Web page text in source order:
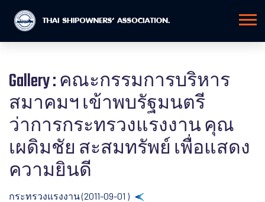
Gallery : คณะกรรมการบริหาร
สมาคมฯ เข้าพบรัฐมนตรี
ว่าการกระทรวงแรงงาน คุณ
เผดิมชัย สะสมทรัพย์ เพื่อแสดง
ความยินดี
กระทรวงแรงงาน (2011-09-01 )